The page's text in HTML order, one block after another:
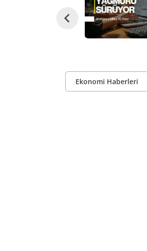
Ekonomi Haberleri